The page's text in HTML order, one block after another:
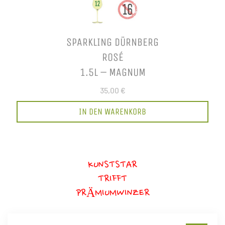
SPARKLING DÜRNBERG
ROSÉ
1.5L – MAGNUM
35,00 €
IN DEN WARENKORB
KUNSTSTAR
TRIFFT
PRÄMIUMWINZER